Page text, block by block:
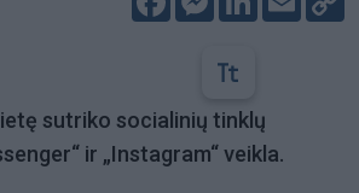
sutriko socialinių tinklų
ir „Instagram“ veikla.